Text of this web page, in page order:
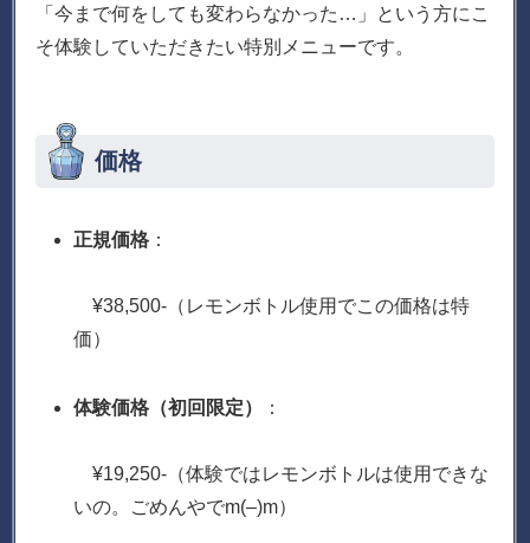
「今まで何をしても変わらなかった…」という方にこ
そ体験していただきたい特別メニューです。
価格
正規価格 ：
¥38,500-（レモンボトル使用でこの価格は特
価）
体験価格（初回限定） ：
¥19,250-（体験ではレモンボトルは使用できな
いの。ごめんやでm(–)m）